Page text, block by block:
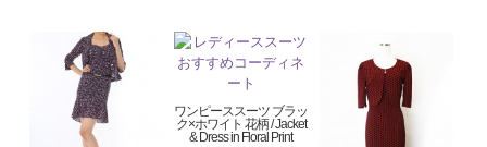
ワンピーススーツ ブラッ
ク×ホワイト 花柄 / Jacket
& Dress in Floral Print